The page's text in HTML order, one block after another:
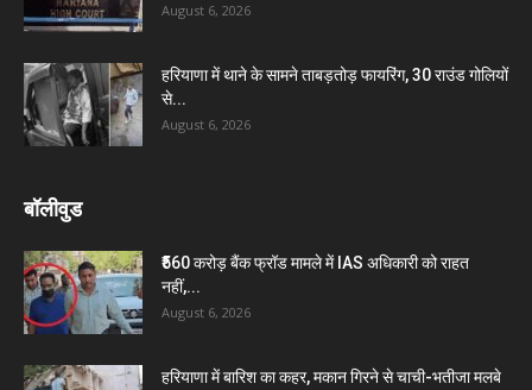
August 6, 2026
हरियाणा में थाने के सामने ताबड़तोड़ फायरिंग, 30 राउंड गोलियों
से...
August 6, 2026
बॉलीवुड
₹560 करोड़ बैंक फ्रॉड मामले में IAS अधिकारी को राहत
नहीं,...
August 6, 2026
हरियाणा में बारिश का कहर, मकान गिरने से चाची-भतीजा मलबे